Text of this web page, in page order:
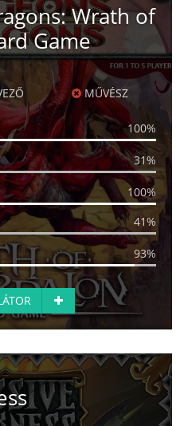
Wrath of
Game
MŰVÉSZ
100%
31%
100%
41%
93%